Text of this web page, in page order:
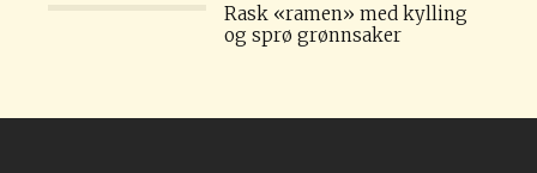
Rask «ramen» med kylling
og sprø grønnsaker